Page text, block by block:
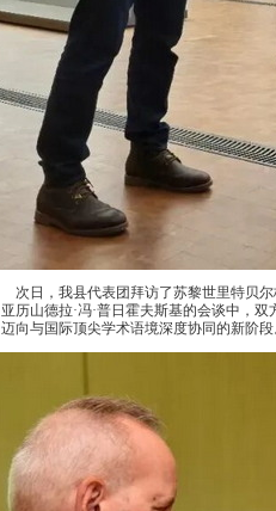
次日，我县代表团拜访了苏黎世里特贝
亚历山德拉·冯·普日霍夫斯基的会谈中，
迈向与国际顶尖学术语境深度协同的新阶段